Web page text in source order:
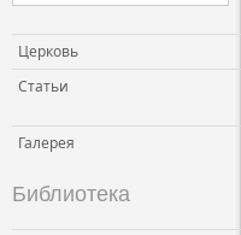
Церковь
Статьи
Галерея
Библиотека